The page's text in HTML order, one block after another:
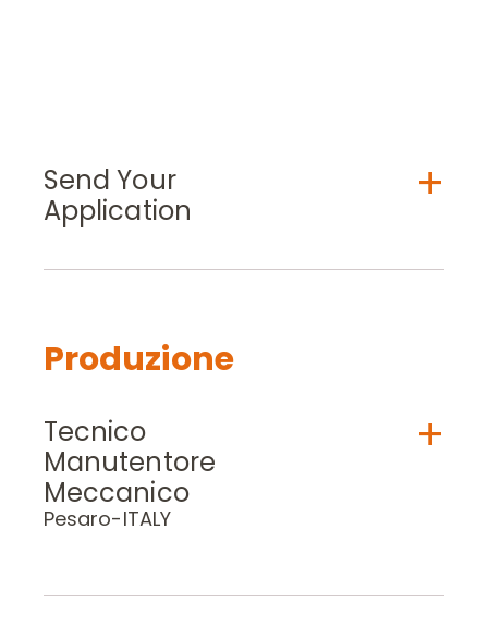
Send Your
Application
SURNAME *
Produzione
Tecnico
Manutentore
Meccanico
Pesaro-ITALY